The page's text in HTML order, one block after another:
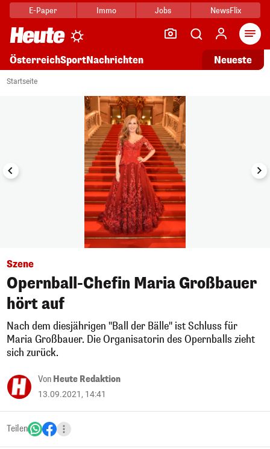
E-Paper Immo Jobs NewsFlix
ÖsterreichSportNachrichten Neueste
Startseite
1/4
Szene
Opernball-Chefin Maria Großbauer
hört auf
Nach dem diesjährigen "Ball der Bälle" ist Schluss für
Maria Großbauer. Die Organisatorin des Opernballs zieht
sich zurück.
Von Heute Redaktion
13.09.2021, 14:41
Teilen